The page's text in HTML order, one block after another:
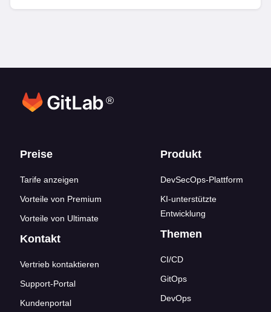
®
Footer-Links
Preise
Tarife anzeigen
Vorteile von Premium
Vorteile von Ultimate
Kontakt
Vertrieb kontaktieren
Support-Portal
Kundenportal
Produkt
DevSecOps-Plattform
KI-unterstützte
Entwicklung
Themen
CI/CD
GitOps
DevOps